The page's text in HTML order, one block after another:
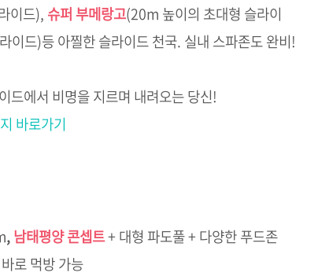
이드), 슈퍼 부메랑고(20m 높이의 초대형 슬라이
이드)등 아찔한 슬라이드 천국. 실내 스파존도 완비!
드에서 비명을 지르며 내려오는 당신!
바로가기
,남태평양 콘셉트+ 대형 파도풀 + 다양한 푸드존
로 먹방 가능